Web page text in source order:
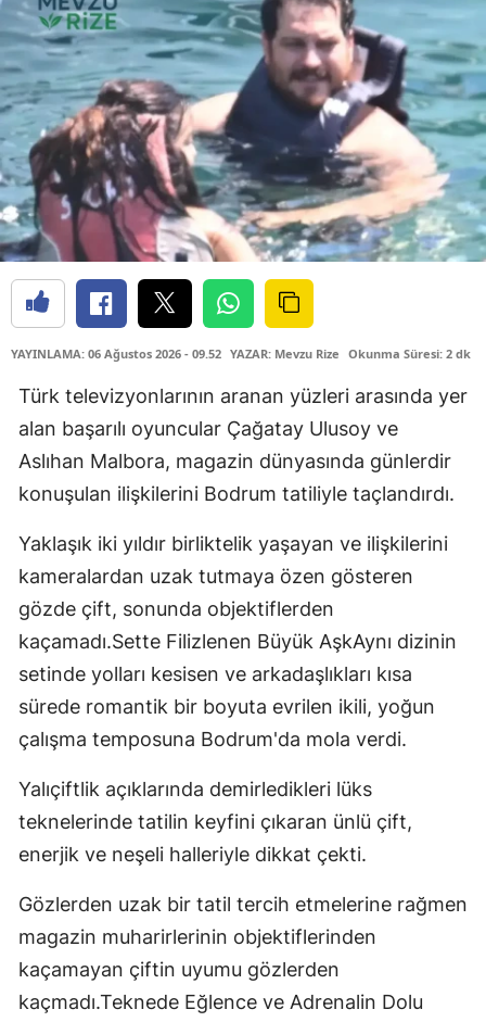
YAYINLAMA: 06 Ağustos 2026 - 09.52 YAZAR: Mevzu Rize Okunma Süresi: 2 dk
Türk televizyonlarının aranan yüzleri arasında yer
alan başarılı oyuncular Çağatay Ulusoy ve
Aslıhan Malbora, magazin dünyasında günlerdir
konuşulan ilişkilerini Bodrum tatiliyle taçlandırdı.
Yaklaşık iki yıldır birliktelik yaşayan ve ilişkilerini
kameralardan uzak tutmaya özen gösteren
gözde çift, sonunda objektiflerden
kaçamadı.Sette Filizlenen Büyük AşkAynı dizinin
setinde yolları kesisen ve arkadaşlıkları kısa
sürede romantik bir boyuta evrilen ikili, yoğun
çalışma temposuna Bodrum'da mola verdi.
Yalıçiftlik açıklarında demirledikleri lüks
teknelerinde tatilin keyfini çıkaran ünlü çift,
enerjik ve neşeli halleriyle dikkat çekti.
Gözlerden uzak bir tatil tercih etmelerine rağmen
magazin muharirlerinin objektiflerinden
kaçamayan çiftin uyumu gözlerden
kaçmadı.Teknede Eğlence ve Adrenalin Dolu